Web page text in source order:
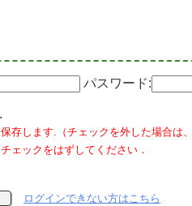
パスワード:
存します.（チェックを外した場合は
ェックをはずしてください．
ログインできない方はこちら